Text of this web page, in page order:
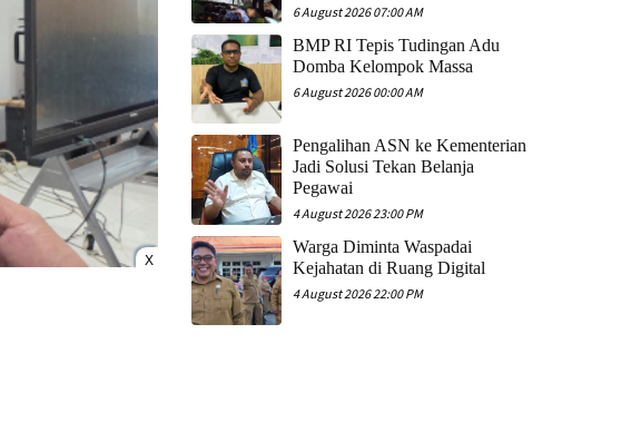
X
6 August 2026 07:00 AM
​BMP RI Tepis Tudingan Adu
Domba Kelompok Massa
6 August 2026 00:00 AM
Pengalihan ASN ke Kementerian
Jadi Solusi Tekan Belanja
Pegawai
4 August 2026 23:00 PM
Warga Diminta Waspadai
Kejahatan di Ruang Digital
4 August 2026 22:00 PM